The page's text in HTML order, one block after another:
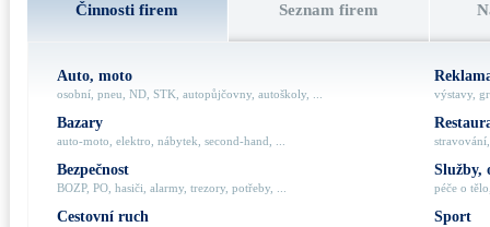
Činnosti firem Seznam firem
Auto, moto
osobní, pneu, ND, STK, autopůjčovny, autoškoly, ...
Bazary
auto-moto, elektro, nábytek, second-hand, ...
Bezpečnost
BOZP, PO, hasiči, alarmy, trezory, potřeby, ...
Cestovní ruch
výstavy,
Služby,
péče o
Sport